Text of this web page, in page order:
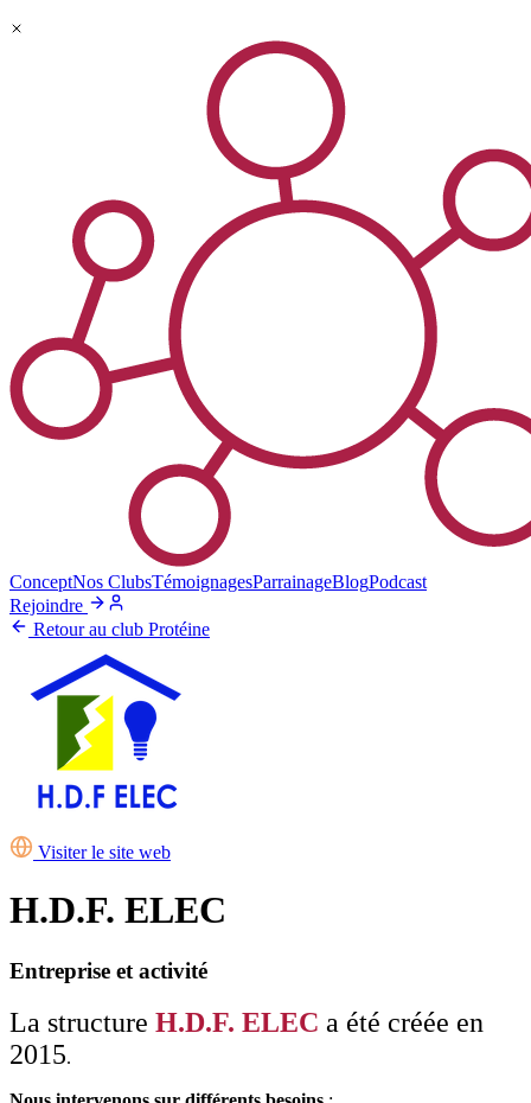
ConceptNos ClubsTémoignagesParrainageBlogPodcast
Rejoindre
Retour au club Protéine
Visiter le site web
H.D.F. ELEC
Entreprise et activité
La structure H.D.F. ELEC a été créée en
2015.